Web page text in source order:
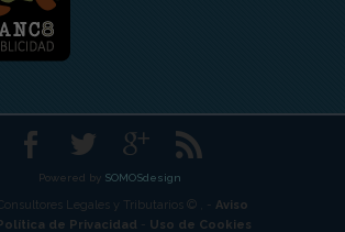
Powered by SOMOSdesign
Legales y Tributarios © , - Aviso
de Privacidad - Uso de Cookies